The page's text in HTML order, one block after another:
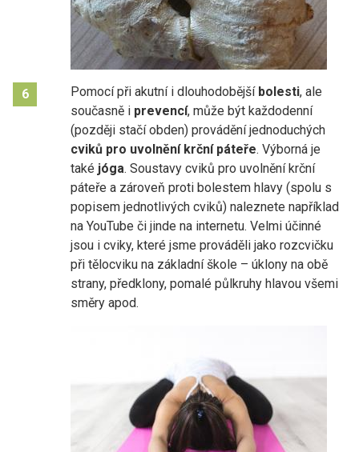
6 Pomocí při akutní i dlouhodobější bolesti, ale
současně i prevencí, může být každodenní
(později stačí obden) provádění jednoduchých
cviků pro uvolnění krční páteře. Výborná je
také jóga. Soustavy cviků pro uvolnění krční
páteře a zároveň proti bolestem hlavy (spolu s
popisem jednotlivých cviků) naleznete například
na YouTube či jinde na internetu. Velmi účinné
jsou i cviky, které jsme prováděli jako rozcvičku
při tělocviku na základní škole – úklony na obě
strany, předklony, pomalé půlkruhy hlavou všemi
směry apod.